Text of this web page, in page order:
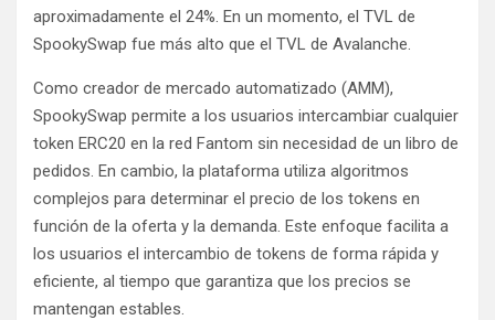
aproximadamente el 24%. En un momento, el TVL de
SpookySwap fue más alto que el TVL de Avalanche.
Como creador de mercado automatizado (AMM),
SpookySwap permite a los usuarios intercambiar cualquier
token ERC20 en la red Fantom sin necesidad de un libro de
pedidos. En cambio, la plataforma utiliza algoritmos
complejos para determinar el precio de los tokens en
función de la oferta y la demanda. Este enfoque facilita a
los usuarios el intercambio de tokens de forma rápida y
eficiente, al tiempo que garantiza que los precios se
mantengan estables.